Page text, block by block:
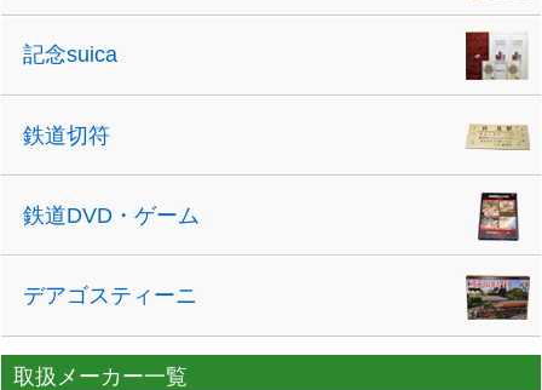
記念suica
鉄道切符
鉄道DVD・ゲーム
デアゴスティーニ
取扱メーカー一覧